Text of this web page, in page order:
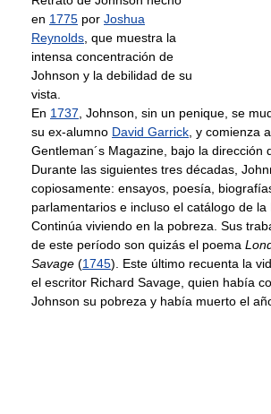
en 1775 por Joshua
Reynolds , que muestra la
intensa concentración de
Johnson y la debilidad de su
vista.
En 1737 , Johnson, sin un penique, se
su ex-alumno David Garrick , y comienza
Gentleman´s Magazine, bajo la dirección
Durante las siguientes tres décadas,
copiosamente: ensayos, poesía,
parlamentarios e incluso el catálogo de la
Continúa viviendo en la pobreza. Sus
de este período son quizás el poema
Savage (1745). Este último recuenta la
el escritor Richard Savage, quien había
Johnson su pobreza y había muerto el